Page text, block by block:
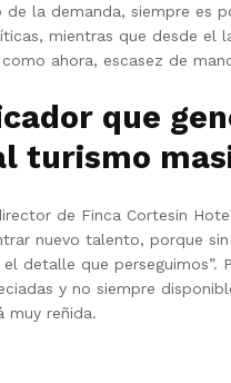
la demanda, siempre es
mientras que desde el
ahora, escasez de
que
turismo
de Finca Cortesin
nuevo talento, porque
detalle que perseguimos”.
y no siempre
muy reñida.